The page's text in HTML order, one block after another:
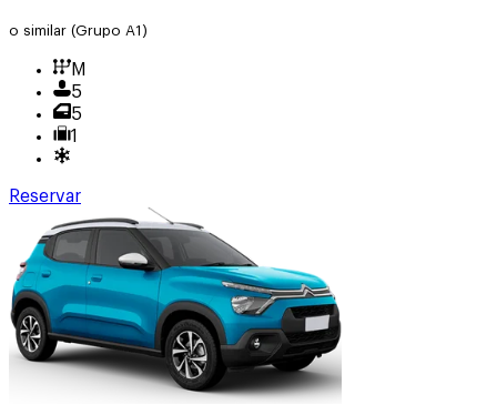
o similar (Grupo A1)
M
5
5
1
Reservar